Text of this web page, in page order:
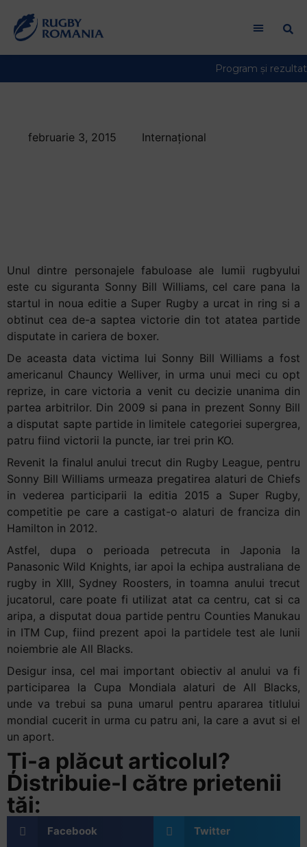
venit
cititorul
All
in
One
Accessibility,
apăsați
„Ctrl
Această
comandă
rapidă
cititorul
de
ecran
pentru
vă
ajuta
să
navigați
să
interacționați
cu
conținutul.
februarie 3, 2015 Internațional
Unul dintre personajele fabuloase ale lumii rugbyului
este cu siguranta Sonny Bill Williams, cel care pana la
startul in noua editie a Super Rugby a urcat in ring si a
obtinut cea de-a saptea victorie din tot atatea partide
disputate in cariera de boxer.
De aceasta data victima lui Sonny Bill Williams a fost
americanul Chauncy Welliver, in urma unui meci cu opt
reprize, in care victoria a venit cu decizie unanima din
partea arbitrilor. Din 2009 si pana in prezent Sonny Bill
a disputat sapte partide in limitele categoriei supergrea,
patru fiind victorii la puncte, iar trei prin KO.
Revenit la finalul anului trecut din Rugby League, pentru
Sonny Bill Williams urmeaza pregatirea alaturi de Chiefs
in vederea participarii la editia 2015 a Super Rugby,
competitie pe care a castigat-o alaturi de franciza din
Hamilton in 2012.
Astfel, dupa o perioada petrecuta in Japonia la
Panasonic Wild Knights, iar apoi la echipa australiana de
rugby in XIII, Sydney Roosters, in toamna anului trecut
jucatorul, care poate fi utilizat atat ca centru, cat si ca
aripa, a disputat doua partide pentru Counties Manukau
in ITM Cup, fiind prezent apoi la partidele test ale lunii
noiembrie ale All Blacks.
Desigur insa, cel mai important obiectiv al anului va fi
participarea la Cupa Mondiala alaturi de All Blacks,
unde va trebui sa puna umarul pentru apararea titlului
mondial cucerit in urma cu patru ani, la care a avut si el
un aport.
Ți-a plăcut articolul?
Distribuie-l către prietenii
tăi:
Facebook Twitter